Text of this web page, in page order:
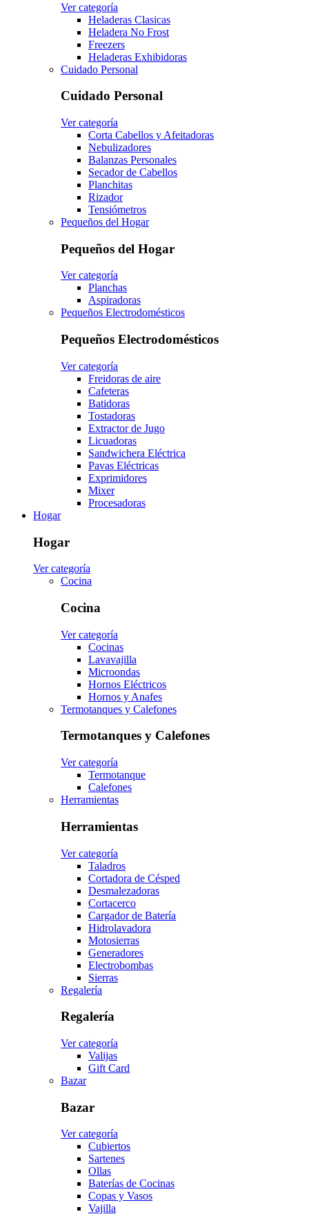
Ver categoría
Heladeras Clasicas
Heladera No Frost
Freezers
Heladeras Exhibidoras
Cuidado Personal
Cuidado Personal
Ver categoría
Corta Cabellos y Afeitadoras
Nebulizadores
Balanzas Personales
Secador de Cabellos
Planchitas
Rizador
Tensiómetros
Pequeños del Hogar
Pequeños del Hogar
Ver categoría
Planchas
Aspiradoras
Pequeños Electrodomésticos
Pequeños Electrodomésticos
Ver categoría
Freidoras de aire
Cafeteras
Batidoras
Tostadoras
Extractor de Jugo
Licuadoras
Sandwichera Eléctrica
Pavas Eléctricas
Exprimidores
Mixer
Procesadoras
Hogar
Hogar
Ver categoría
Cocina
Cocina
Ver categoría
Cocinas
Lavavajilla
Microondas
Hornos Eléctricos
Hornos y Anafes
Termotanques y Calefones
Termotanques y Calefones
Ver categoría
Termotanque
Calefones
Herramientas
Herramientas
Ver categoría
Taladros
Cortadora de Césped
Desmalezadoras
Cortacerco
Cargador de Batería
Hidrolavadora
Motosierras
Generadores
Electrobombas
Sierras
Regalería
Regalería
Ver categoría
Valijas
Gift Card
Bazar
Bazar
Ver categoría
Cubiertos
Sartenes
Ollas
Baterías de Cocinas
Copas y Vasos
Vajilla